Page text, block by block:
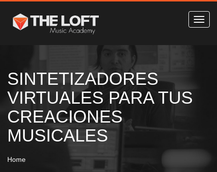
SINTETIZADORES
VIRTUALES PARA TUS
CREACIONES
MUSICALES
Home